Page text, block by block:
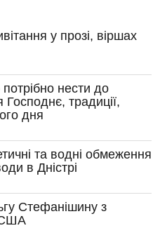
у прозі, віршах
нести до
традиції,
дня
та водні обмеження
в Дністрі
Стефанішину з
США